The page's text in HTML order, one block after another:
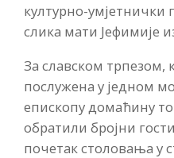
културно-умјетнички
слика мати Јефимије
За славском трпезом,
послужена у једном
епископу домаћину
обратили бројни
почетак столовања у